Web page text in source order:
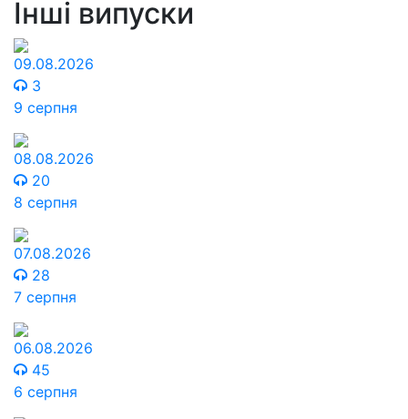
Інші випуски
09.08.2026
3
9 серпня
08.08.2026
20
8 серпня
07.08.2026
28
7 серпня
06.08.2026
45
6 серпня